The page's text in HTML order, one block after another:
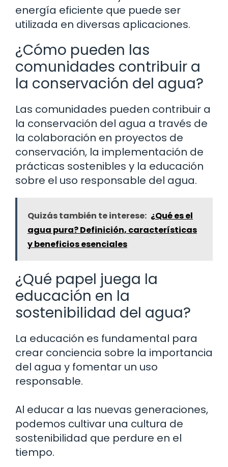
energía eficiente que puede ser
utilizada en diversas aplicaciones.
¿Cómo pueden las
comunidades contribuir a
la conservación del agua?
Las comunidades pueden contribuir a
la conservación del agua a través de
la colaboración en proyectos de
conservación, la implementación de
prácticas sostenibles y la educación
sobre el uso responsable del agua.
Quizás también te interese: ¿Qué es el
agua pura? Definición, características
y beneficios esenciales
¿Qué papel juega la
educación en la
sostenibilidad del agua?
La educación es fundamental para
crear conciencia sobre la importancia
del agua y fomentar un uso
responsable.
Al educar a las nuevas generaciones,
podemos cultivar una cultura de
sostenibilidad que perdure en el
tiempo.